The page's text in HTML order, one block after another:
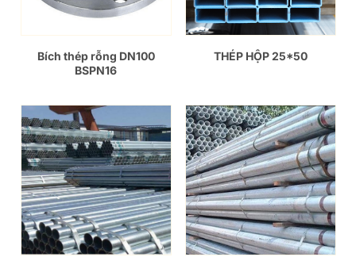
Bích thép rỗng DN100
BSPN16
THÉP HỘP 25*50